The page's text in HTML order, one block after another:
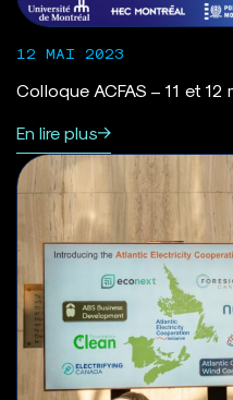
12 MAI 2023
Colloque ACFAS – 11 et
En lire plus